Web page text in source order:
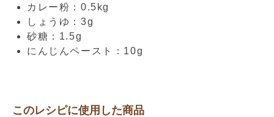
カレー粉：0.5kg
しょうゆ：3g
砂糖：1.5g
にんじんペースト：10g
このレシピに使用した商品